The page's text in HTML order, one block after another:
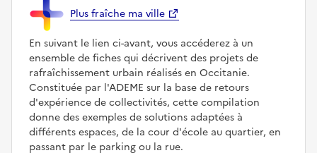
Plus fraîche ma ville
En suivant le lien ci-avant, vous accéderez à un
ensemble de fiches qui décrivent des projets de
rafraîchissement urbain réalisés en Occitanie.
Constituée par l'ADEME sur la base de retours
d'expérience de collectivités, cette compilation
donne des exemples de solutions adaptées à
différents espaces, de la cour d'école au quartier, en
passant par le parking ou la rue.